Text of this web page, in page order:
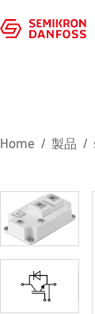
Home 製品